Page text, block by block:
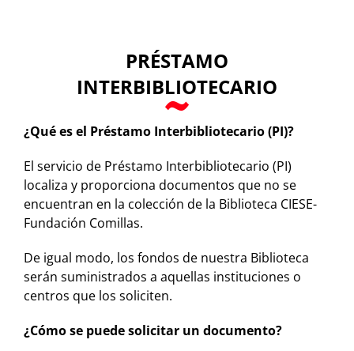
PRÉSTAMO
INTERBIBLIOTECARIO
¿Qué es el Préstamo Interbibliotecario (PI)?
El servicio de Préstamo Interbibliotecario (PI)
localiza y proporciona documentos que no se
encuentran en la colección de la Biblioteca CIESE-
Fundación Comillas.
De igual modo, los fondos de nuestra Biblioteca
serán suministrados a aquellas instituciones o
centros que los soliciten.
¿Cómo se puede solicitar un documento?